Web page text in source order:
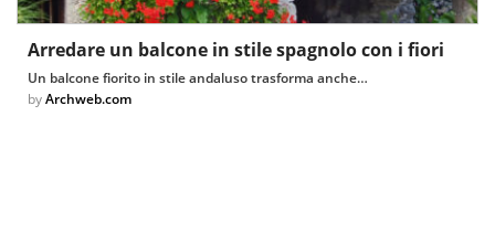
Arredare un balcone in stile spagnolo con i fiori
Un balcone fiorito in stile andaluso trasforma anche…
byArchweb.com